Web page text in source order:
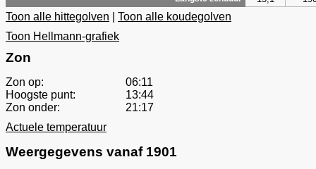
Toon alle hittegolven
Toon alle koudegolven
Toon Hellmann-grafiek
Zon
Zon op:
06:11
Hoogste punt:
13:44
Zon onder:
21:17
Actuele temperatuur
Weergegevens vanaf 1901